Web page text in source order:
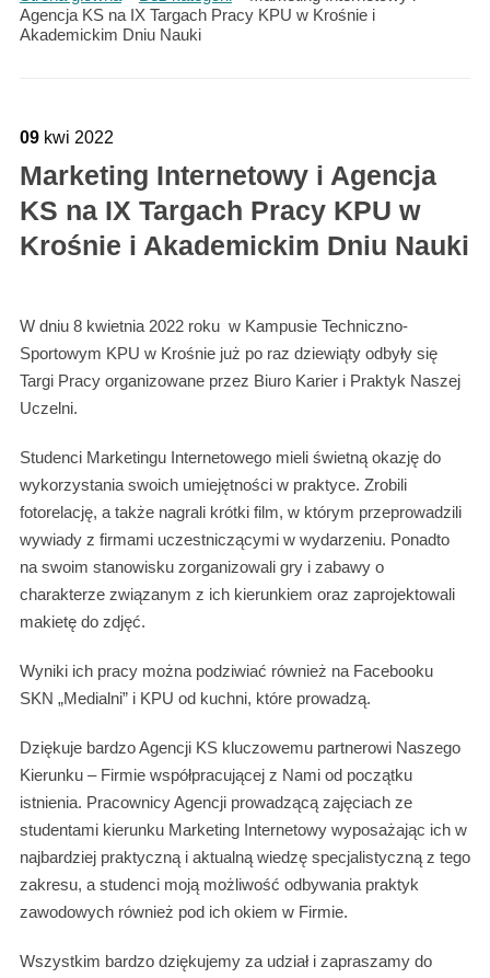
Agencja KS na IX Targach Pracy KPU w Krośnie i
Akademickim Dniu Nauki
09 kwi 2022
Marketing Internetowy i Agencja
KS na IX Targach Pracy KPU w
Krośnie i Akademickim Dniu Nauki
W dniu 8 kwietnia 2022 roku w Kampusie Techniczno-
Sportowym KPU w Krośnie już po raz dziewiąty odbyły się
Targi Pracy organizowane przez Biuro Karier i Praktyk Naszej
Uczelni.
Studenci Marketingu Internetowego mieli świetną okazję do
wykorzystania swoich umiejętności w praktyce. Zrobili
fotorelację, a także nagrali krótki film, w którym przeprowadzili
wywiady z firmami uczestniczącymi w wydarzeniu. Ponadto
na swoim stanowisku zorganizowali gry i zabawy o
charakterze związanym z ich kierunkiem oraz zaprojektowali
makietę do zdjęć.
Wyniki ich pracy można podziwiać również na Facebooku
SKN „Medialni” i KPU od kuchni, które prowadzą.
Dziękuje bardzo Agencji KS kluczowemu partnerowi Naszego
Kierunku – Firmie współpracującej z Nami od początku
istnienia. Pracownicy Agencji prowadzącą zajęciach ze
studentami kierunku Marketing Internetowy wyposażając ich w
najbardziej praktyczną i aktualną wiedzę specjalistyczną z tego
zakresu, a studenci moją możliwość odbywania praktyk
zawodowych również pod ich okiem w Firmie.
Wszystkim bardzo dziękujemy za udział i zapraszamy do